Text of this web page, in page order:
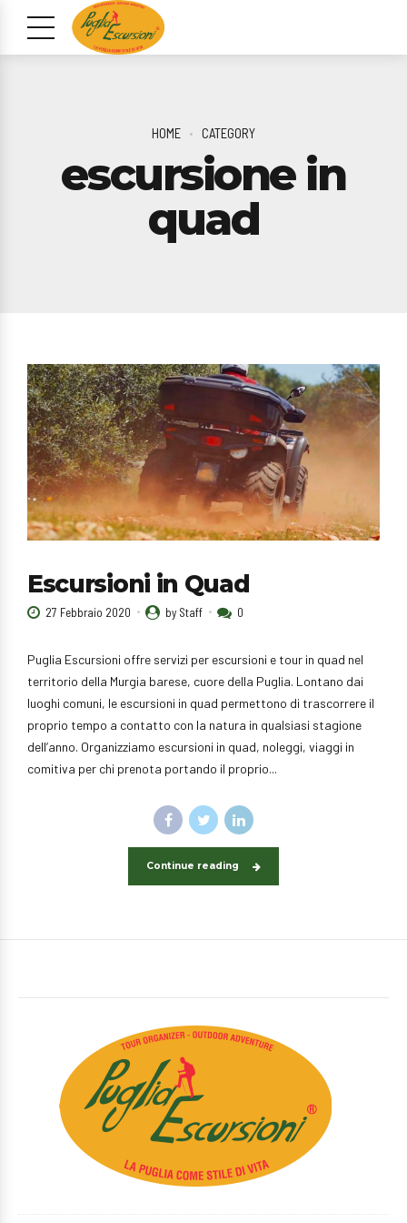
HOME CATEGORY
escursione in
quad
Escursioni in Quad
27 Febbraio 2020 by Staff 0
Puglia Escursioni offre servizi per escursioni e tour in quad nel
territorio della Murgia barese, cuore della Puglia. Lontano dai
luoghi comuni, le escursioni in quad permettono di trascorrere il
proprio tempo a contatto con la natura in qualsiasi stagione
dell’anno. Organizziamo escursioni in quad, noleggi, viaggi in
comitiva per chi prenota portando il proprio...
Continue reading